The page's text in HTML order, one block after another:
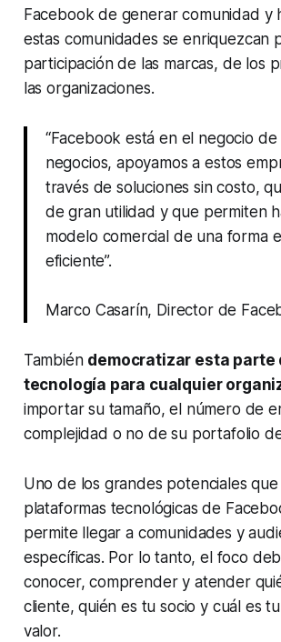
Facebook de generar comunidad y
estas comunidades se enriquezcan
participación de las marcas, de los
las organizaciones.
“Facebook está en el negocio
negocios, apoyamos a estos
través de soluciones sin costo,
de gran utilidad y que permiten
modelo comercial de una forma
eficiente”.
Marco Casarín, Director de
También democratizar esta parte
tecnología para cualquier
importar su tamaño, el número de
complejidad o no de su portafolio
Uno de los grandes potenciales que
plataformas tecnológicas de
permite llegar a comunidades y
específicas. Por lo tanto, el foco
conocer, comprender y atender
cliente, quién es tu socio y cuál es
valor.